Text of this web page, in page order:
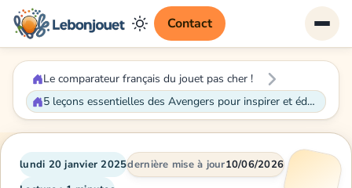
Contact
Le comparateur français du jouet pas cher !
5 leçons essentielles des Avengers pour inspirer et éduquer les enfants
lundi 20 janvier 2025dernière mise à jour10/06/2026